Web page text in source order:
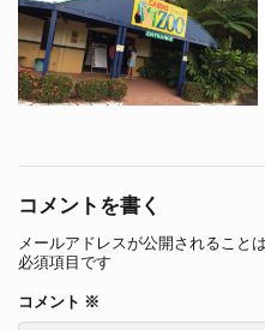
コメントを書く
メールアドレスが公開されること
必須項目です
コメント ※